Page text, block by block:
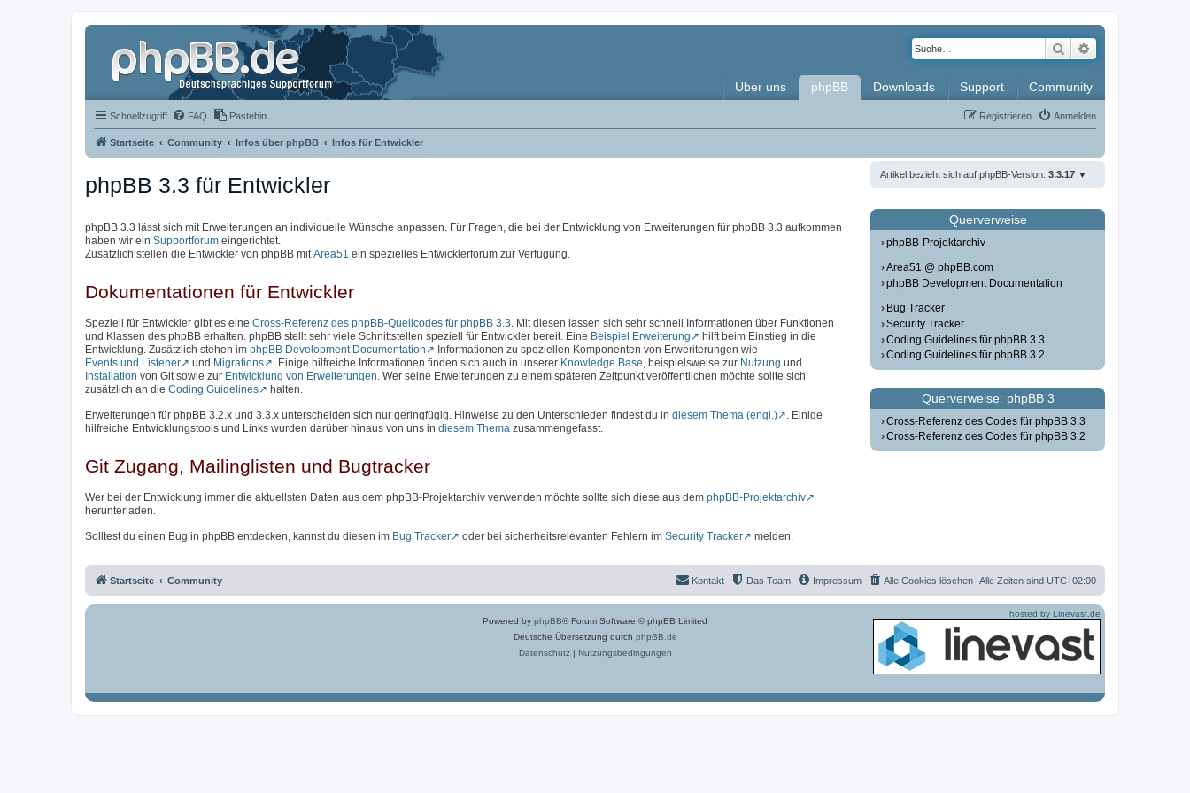
Suche
Über uns phpBB Downloads Support Community
Schnellzugriff FAQ Pastebin Anmelden
Registrieren
Startseite Community Infos über phpBB Infos für Entwickler
phpBB 3.3 für Entwickler Artikel bezieht sich auf phpBB-Version: 3.3.17
phpBB 3.3 lässt sich mit Erweiterungen an individuelle Wünsche anpassen. Für Fragen, die bei der Entwicklung von Erweiterungen für phpBB 3.3 aufkommen
haben wir ein Supportforum eingerichtet.
Zusätzlich stellen die Entwickler von phpBB mitArea51 ein spezielles Entwicklerforum zur Verfügung.
Dokumentationen für Entwickler
Speziell für Entwickler gibt es eine Cross-Referenz des phpBB-Quellcodes für phpBB 3.3 . Mit diesen lassen sich sehr schnell Informationen über Funktionen
und Klassen des phpBB erhalten. phpBB stellt sehr viele Schnittstellen speziell für Entwickler bereit. Eine Beispiel Erweiterung
hilft beim Einstieg in die
Entwicklung. Zusätzlich stehen im phpBB Development Documentation
Informationen zu speziellen Komponenten von Erweriterungen wie
Events und Listener
und Migrations . Einige hilfreiche Informationen finden sich auch in unserer Knowledge Base , beispielsweise zur Nutzung und
Installation von Git sowie zur Entwicklung von Erweiterungen . Wer seine Erweiterungen zu einem späteren Zeitpunkt veröffentlichen möchte sollte sich
zusätzlich an die Coding Guidelines halten.
Erweiterungen für phpBB 3.2.x und 3.3.x unterscheiden sich nur geringfügig. Hinweise zu den Unterschieden findest du in diesem Thema (engl.)
. Einige
hilfreiche Entwicklungstools und Links wurden darüber hinaus von uns in diesem Thema zusammengefasst.
Git Zugang, Mailinglisten und Bugtracker
Wer bei der Entwicklung immer die aktuellsten Daten aus dem phpBB-Projektarchiv verwenden möchte sollte sich diese aus dem phpBB-Projektarchiv
herunterladen.
Solltest du einen Bug in phpBB entdecken, kannst du diesen im Bug Tracker oder bei sicherheitsrelevanten Fehlern im Security Tracker melden.
Querverweise
phpBB-Projektarchiv
Area51 @ phpBB.com
phpBB Development Documentation
Bug Tracker
Security Tracker
Coding Guidelines für phpBB 3.3
Coding Guidelines für phpBB 3.2
Querverweise: phpBB 3
Cross-Referenz des Codes für phpBB 3.3
Cross-Referenz des Codes für phpBB 3.2
Startseite Community Alle Zeiten sind UTC+02:00
Alle Cookies löschen
Impressum
Das Team
Kontakt
Powered by phpBB® Forum Software © phpBB Limited
Deutsche Übersetzung durch phpBB.de
Datenschutz| Nutzungsbedingungen
hosted by Linevast.de